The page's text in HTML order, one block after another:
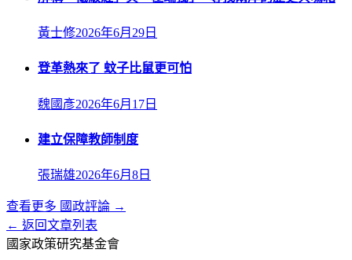
黃士修2026年6月29日
登革熱來了 蚊子比鼠更可怕
魏國彥2026年6月17日
建立保障教師制度
張瑞雄2026年6月8日
查看更多 國政評論 →
← 返回文章列表
國家政策研究基金會